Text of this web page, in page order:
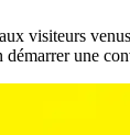
visiteurs
une